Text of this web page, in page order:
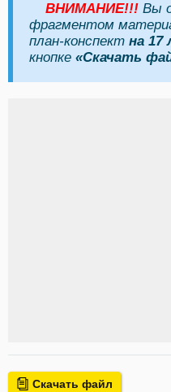
ВНИМАНИЕ!!! Вы
фрагментом
план-конспект на 17
кнопке «Скачать
Скачать файл